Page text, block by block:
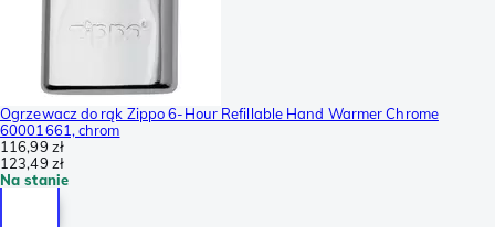
Ogrzewacz do rąk Zippo 6-Hour Refillable Hand Warmer Chrome
60001661, chrom
116,99 zł
123,49 zł
Na stanie